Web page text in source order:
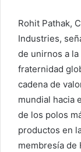
Rohit Pathak,
Industries,
de unirnos a la
fraternidad
cadena de
mundial hacia
de los polos
productos en
membresía de